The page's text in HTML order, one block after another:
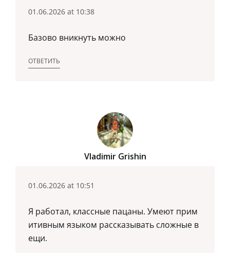
01.06.2026 at 10:38
Базово вникнуть можно
ОТВЕТИТЬ
Vladimir Grishin
01.06.2026 at 10:51
Я работал, классные пацаны. Умеют прим
итивным языком рассказывать сложные в
ещи.